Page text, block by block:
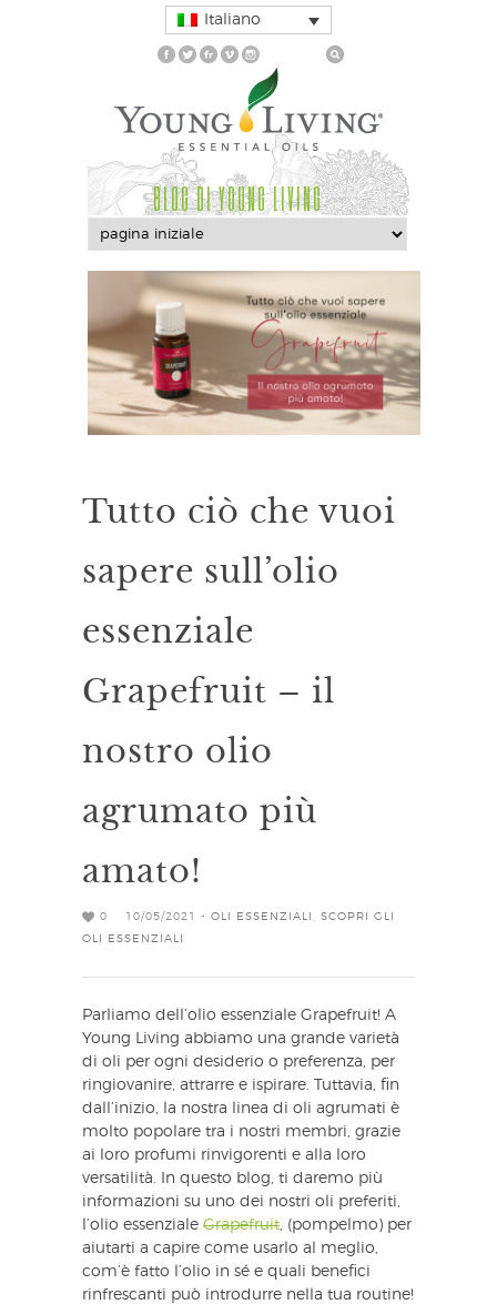
Italiano
BLOG DI YOUNG LIVING
Tutto ciò che vuoi
sapere sull’olio
essenziale
Grapefruit – il
nostro olio
agrumato più
amato!
0 10/05/2021 - OLI ESSENZIALI
SCOPRI GLI
OLI ESSENZIALI
Parliamo dell’olio essenziale Grapefruit! A
Young Living abbiamo una grande varietà
di oli per ogni desiderio o preferenza, per
ringiovanire, attrarre e ispirare. Tuttavia, fin
dall’inizio, la nostra linea di oli agrumati è
molto popolare tra i nostri membri, grazie
ai loro profumi rinvigorenti e alla loro
versatilità. In questo blog, ti daremo più
informazioni su uno dei nostri oli preferiti,
l’olio essenziale Grapefruit , (pompelmo) per
aiutarti a capire come usarlo al meglio,
com’è fatto l’olio in sé e quali benefici
rinfrescanti può introdurre nella tua routine!